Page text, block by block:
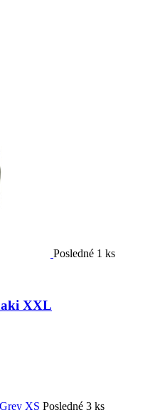
Posledné 1 ks
XXL
Posledné 3 ks